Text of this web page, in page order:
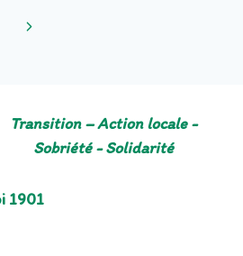
Page
Transition – Action locale -
Sobriété - Solidarité
1901